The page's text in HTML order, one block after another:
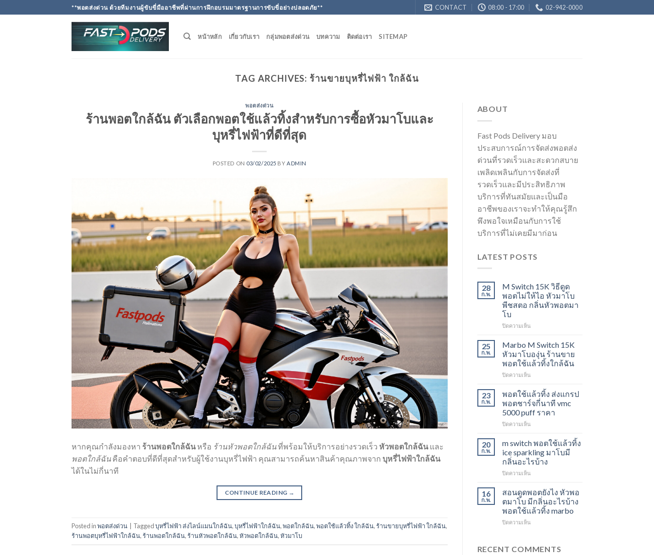
to
**พอตส่งด่วน ด้วยทีมงานผู้ขับขี่มืออาชีพที่ผ่านการฝึกอบรมมาตรฐานการขับขี่อย่างปลอดภัย** CONTACT 08:00 - 17:00 02-942-0000
หน้าหลัก เกี่ยวกับเรา กลุ่มพอตส่งด่วน บทความ ติดต่อเรา SITEMAP
TAG ARCHIVES: ร้านขายบุหรี่ไฟฟ้า ใกล้ฉัน
พอตส่งด่วน
ร้านพอตใกล้ฉัน ตัวเลือกพอตใช้แล้วทิ้งสำหรับการซื้อหัวมาโบและ
บุหรี่ไฟฟ้าที่ดีที่สุด
POSTED ON 03/02/2025 BYADMIN
หากคุณกำลังมองหา ร้านพอตใกล้ฉัน หรือ ร้านหัวพอตใกล้ฉันที่พร้อมให้บริการอย่างรวดเร็ว หัวพอตใกล้ฉัน และ
พอตใกล้ฉัน คือคำตอบที่ดีที่สุดสำหรับผู้ใช้งานบุหรี่ไฟฟ้า คุณสามารถค้นหาสินค้าคุณภาพจาก บุหรี่ไฟฟ้าใกล้ฉัน
ได้ในไม่กี่นาที
CONTINUE READING →
Posted inพอตส่งด่วน Taggedบุหรี่ไฟฟ้า ส่งไลน์แมนใกล้ฉัน,บุหรี่ไฟฟ้าใกล้ฉัน,พอตใกล้ฉัน,พอตใช้แล้วทิ้ง ใกล้ฉัน,ร้านขายบุหรี่ไฟฟ้า ใกล้ฉัน,
ร้านพอตบุหรี่ไฟฟ้าใกล้ฉัน,ร้านพอตใกล้ฉัน,ร้านหัวพอตใกล้ฉัน,หัวพอตใกล้ฉัน,หัวมาโบ
ABOUT
Fast Pods Delivery มอบ
ประสบการณ์การจัดส่งพอตส่ง
ด่วนที่รวดเร็วและสะดวกสบาย
เพลิดเพลินกับการจัดส่งที่
รวดเร็วและมีประสิทธิภาพ
บริการที่ทันสมัยและเป็นมือ
อาชีพของเราจะทำให้คุณรู้สึก
พึงพอใจเหมือนกับการใช้
บริการที่ไม่เคยมีมาก่อน
LATEST POSTS
28
ก.พ.
M Switch 15K วิธีดูด
พอตไม่ให้ไอ หัวมาโบ
พีชสตอ กลิ่นหัวพอตมา
โบ
ปิดความเห็นบน
Switch
15K
วิธี
ดูด
พอต
ให้
ไอ
หัว
มา
โบ
สตอ
กลิ่น
หัว
พอ
ตมา
25
ก.พ.
Marbo M Switch 15K
หัวมาโบองุ่น ร้านขาย
พอตใช้แล้วทิ้งใกล้ฉัน
ปิดความเห็นบน
M
Switch
15K
หัว
มา
องุ่น
ร้าน
ขาย
พอต
ใช้
ทิ้ง
ใกล้
ฉัน
23
ก.พ.
พอตใช้แล้วทิ้ง ส่งแกรป
พอตชาร์จกี่นาที vmc
5000 puff ราคา
ปิดความเห็นบน
ทิ้ง
ส่ง
แกรป
ชาร์จ
กี่
นาที
vmc
5000
20
ก.พ.
m switch พอตใช้แล้วทิ้ง
ice sparkling มาโบมี
กลิ่นอะไรบ้าง
ปิดความเห็นบน
switch
พอต
ใช้
แล้ว
ทิ้ง
มา
16
ก.พ.
สอนดูดพอตยังไง หัวพอ
ตมาโบ มีกลิ่นอะไรบ้าง
พอตใช้แล้วทิ้ง marbo
ปิดความเห็นบน
พอ
RECENT COMMENTS